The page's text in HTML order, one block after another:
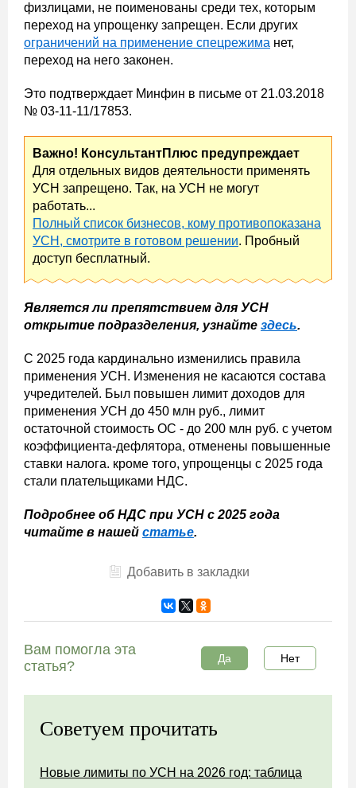
физлицами, не поименованы среди тех, которым
переход на упрощенку запрещен. Если других
ограничений на применение спецрежима нет,
переход на него законен.
Это подтверждает Минфин в письме от 21.03.2018
№ 03-11-11/17853.
Важно! КонсультантПлюс предупреждает
Для отдельных видов деятельности применять
УСН запрещено. Так, на УСН не могут
работать...
Полный список бизнесов, кому противопоказана
УСН, смотрите в готовом решении. Пробный
доступ бесплатный.
Является ли препятствием для УСН
открытие подразделения, узнайте здесь.
С 2025 года кардинально изменились правила
применения УСН. Изменения не касаются состава
учредителей. Был повышен лимит доходов для
применения УСН до 450 млн руб., лимит
остаточной стоимость ОС - до 200 млн руб. с учетом
коэффициента-дефлятора, отменены повышенные
ставки налога. кроме того, упрощенцы с 2025 года
стали плательщиками НДС.
Подробнее об НДС при УСН с 2025 года
читайте в нашей статье.
Добавить в закладки
Вам помогла эта
статья?
Да Нет
Советуем прочитать
Новые лимиты по УСН на 2026 год: таблица